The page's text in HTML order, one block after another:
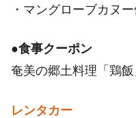
・マングローブカヌ
●食事クーポン
奄美の郷土料理「鶏
レンタカー